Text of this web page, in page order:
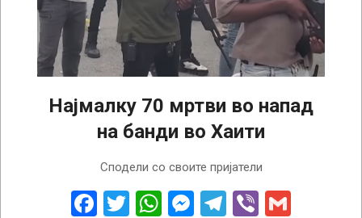
Најмалку 70 мртви во напад
на банди во Хаити
Сподели со своите пријатели
Facebook
Twitter
WhatsApp
Messenger
Telegram
Viber